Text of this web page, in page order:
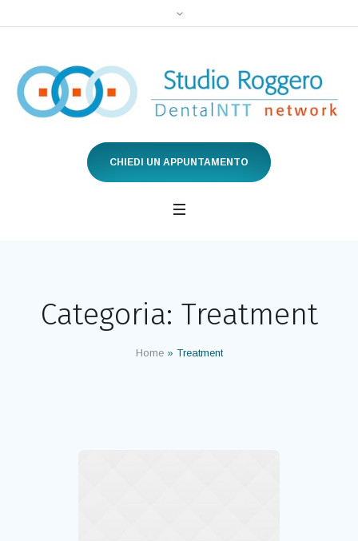
CHIEDI UN APPUNTAMENTO
Categoria: Treatment
Home» Treatment